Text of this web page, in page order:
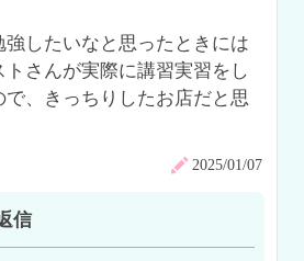
強したいなと思ったときには
さんが実際に講習実習をし
で、きっちりしたお店だと思
2025/01/07
信